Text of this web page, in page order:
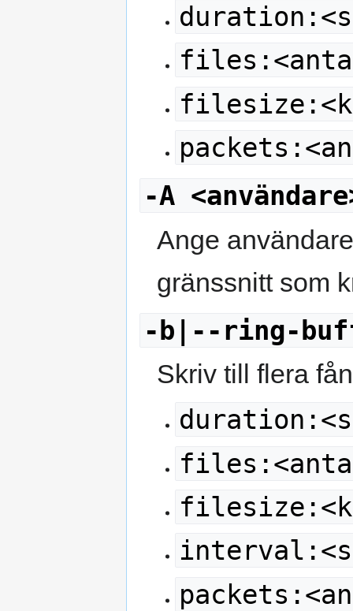
-A
Ange
gränssnitt som
-b|--ring-
Skriv till flera